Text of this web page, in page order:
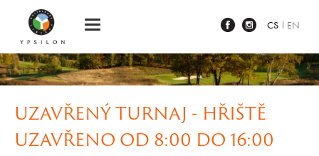
CS EN
UZAVŘENÝ TURNAJ - HŘIŠTĚ
UZAVŘENO OD 8:00 DO 16:00